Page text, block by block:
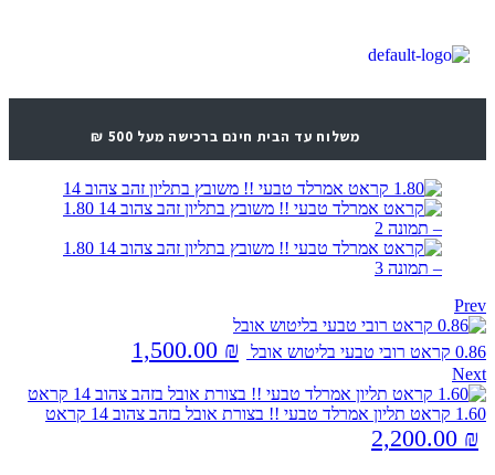
משלוח עד הבית חינם ברכישה מעל 500 ₪
Prev
0.86 קראט רובי טבעי בליטוש אובל 1,500.00 ₪
Next
1.60 קראט תליון אמרלד טבעי !! בצורת אובל בזהב צהוב 14 קראט
2,200.00 ₪